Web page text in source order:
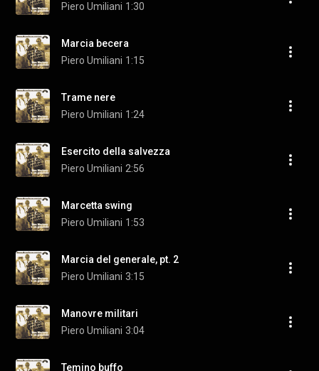
Piero Umiliani 1:30
Marcia becera
Piero Umiliani 1:15
Trame nere
Piero Umiliani 1:24
Esercito della salvezza
Piero Umiliani 2:56
Marcetta swing
Piero Umiliani 1:53
Marcia del generale, pt. 2
Piero Umiliani 3:15
Manovre militari
Piero Umiliani 3:04
Temino buffo